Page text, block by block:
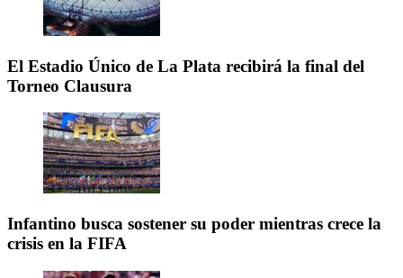
El Estadio Único de La Plata recibirá la final del
Torneo Clausura
Infantino busca sostener su poder mientras crece la
crisis en la FIFA